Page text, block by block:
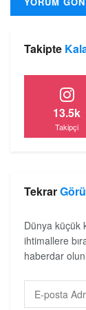
Takipte
13.5k
Takipçi
Tekrar
Dünya küçük
ihtimallere
haberdar